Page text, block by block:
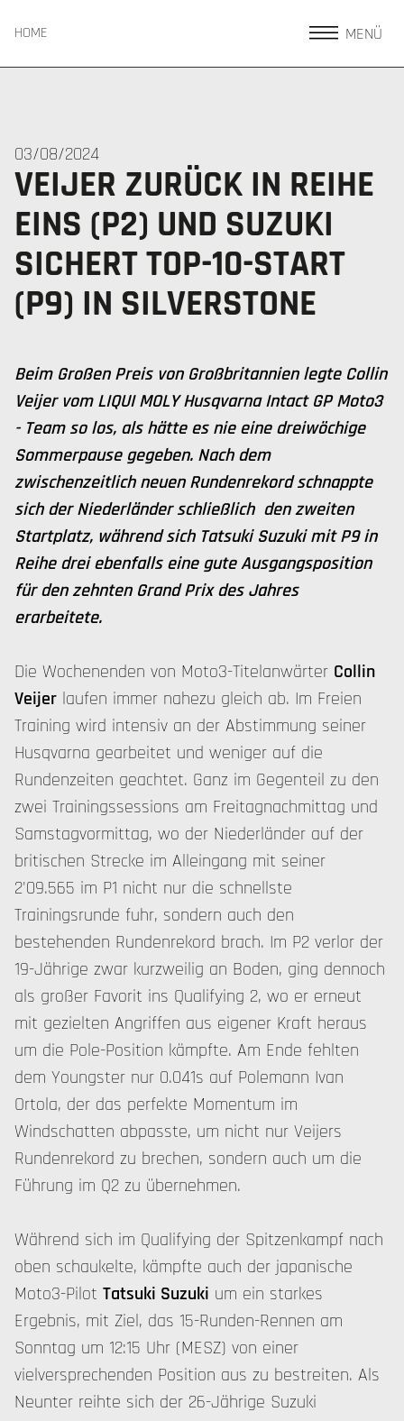
HOME MENÜ
03/08/2024
VEIJER ZURÜCK IN REIHE
EINS (P2) UND SUZUKI
SICHERT TOP-10-START
(P9) IN SILVERSTONE
Beim Großen Preis von Großbritannien legte Collin
Veijer vom LIQUI MOLY Husqvarna Intact GP Moto3
- Team so los, als hätte es nie eine dreiwöchige
Sommerpause gegeben. Nach dem
zwischenzeitlich neuen Rundenrekord schnappte
sich der Niederländer schließlich den zweiten
Startplatz, während sich Tatsuki Suzuki mit P9 in
Reihe drei ebenfalls eine gute Ausgangsposition
für den zehnten Grand Prix des Jahres
erarbeitete.
Die Wochenenden von Moto3-Titelanwärter Collin
Veijer laufen immer nahezu gleich ab. Im Freien
Training wird intensiv an der Abstimmung seiner
Husqvarna gearbeitet und weniger auf die
Rundenzeiten geachtet. Ganz im Gegenteil zu den
zwei Trainingssessions am Freitagnachmittag und
Samstagvormittag, wo der Niederländer auf der
britischen Strecke im Alleingang mit seiner
2'09.565 im P1 nicht nur die schnellste
Trainingsrunde fuhr, sondern auch den
bestehenden Rundenrekord brach. Im P2 verlor der
19-Jährige zwar kurzweilig an Boden, ging dennoch
als großer Favorit ins Qualifying 2, wo er erneut
mit gezielten Angriffen aus eigener Kraft heraus
um die Pole-Position kämpfte. Am Ende fehlten
dem Youngster nur 0.041s auf Polemann Ivan
Ortola, der das perfekte Momentum im
Windschatten abpasste, um nicht nur Veijers
Rundenrekord zu brechen, sondern auch um die
Führung im Q2 zu übernehmen.
Während sich im Qualifying der Spitzenkampf nach
oben schaukelte, kämpfte auch der japanische
Moto3-Pilot Tatsuki Suzuki um ein starkes
Ergebnis, mit Ziel, das 15-Runden-Rennen am
Sonntag um 12:15 Uhr (MESZ) von einer
vielversprechenden Position aus zu bestreiten. Als
Neunter reihte sich der 26-Jährige Suzuki